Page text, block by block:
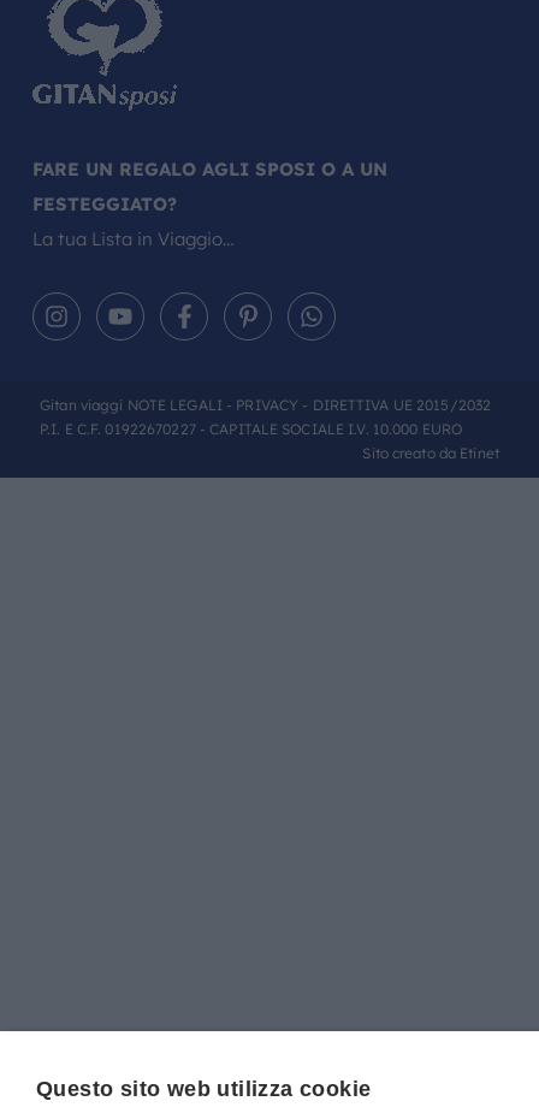
FARE UN REGALO AGLI SPOSI O A UN
FESTEGGIATO?
La tua Lista in Viaggio…
Gitan viaggi NOTE LEGALI- PRIVACY - DIRETTIVA UE 2015/2032
P.I. E C.F. 01922670227 - CAPITALE SOCIALE I.V. 10.000 EURO
Sito creato da Etinet
Questo sito web utilizza cookie